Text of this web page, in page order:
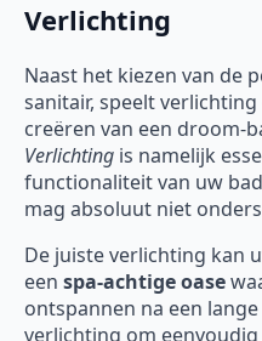
Verlichting
Naast het kiezen van de
sanitair, speelt
creëren van een droom-
Verlichting is namelijk
functionaliteit van uw
mag absoluut niet
De juiste verlichting kan
een spa-achtige oase
ontspannen na een
verlichting om